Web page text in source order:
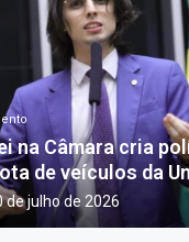
na Câmara cria
de veículos da
de julho de 2026